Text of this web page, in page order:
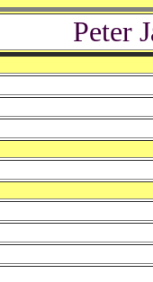
Peter